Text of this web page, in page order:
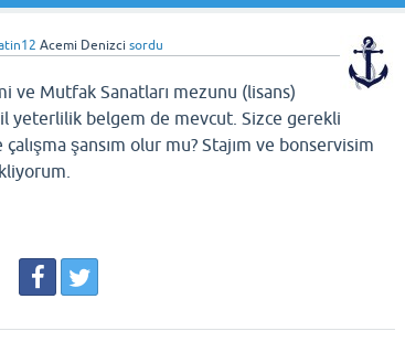
Acemi Denizci sordu
ve Mutfak Sanatları mezunu (lisans)
yeterlilik belgem de mevcut. Sizce gerekli
şansım olur mu? Stajım ve bonservisim